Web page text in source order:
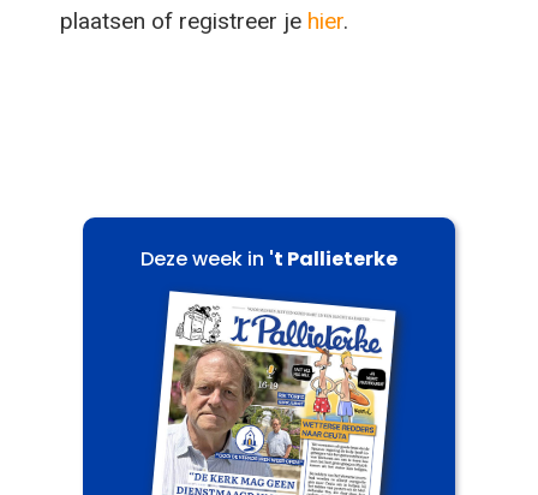
plaatsen of registreer je hier.
Deze week in 't Pallieterke